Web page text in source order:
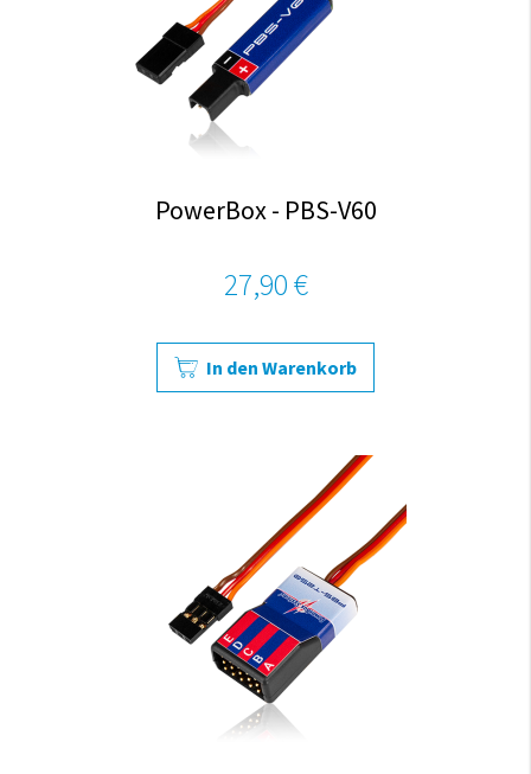
PowerBox - PBS-V60
27,90 €
In den Warenkorb